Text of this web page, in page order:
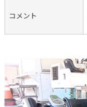
コメント